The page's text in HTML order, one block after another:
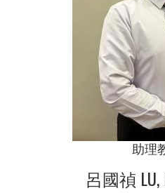
助理
呂國禎 LU,